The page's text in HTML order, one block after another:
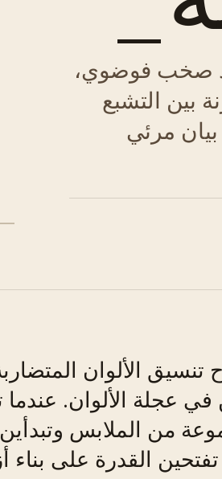
صخب فوضوي،
بين التشبع
مرئي
تنسيق الألوان
عجلة الألوان.
من الملابس
القدرة على بناء